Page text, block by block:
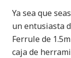
Ya sea que
un entusiasta
Ferrule de
caja de